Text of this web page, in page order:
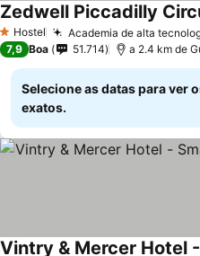
1 Estrelas
Hostel Academia de alta
Zedwell Piccadilly
7,9 Boa 51.714 a 2.4 km de
Selecione as datas para ver
exatos.